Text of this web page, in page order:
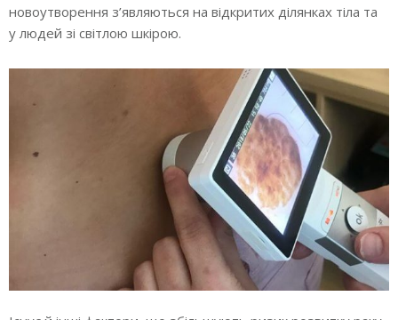
новоутворення з’являються на відкритих ділянках тіла та
у людей зі світлою шкірою.